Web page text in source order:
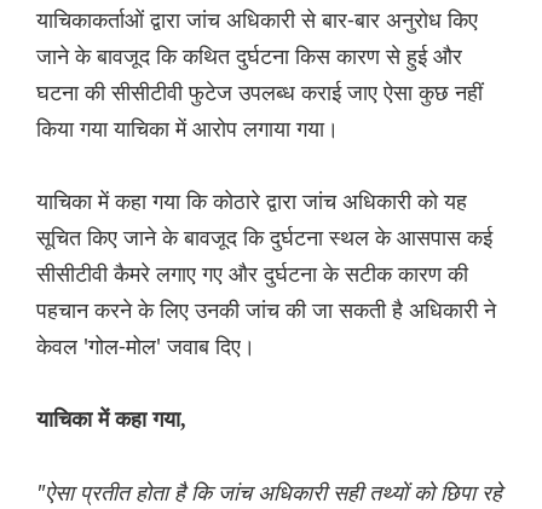
याचिकाकर्ताओं द्वारा जांच अधिकारी से बार-बार अनुरोध किए
जाने के बावजूद कि कथित दुर्घटना किस कारण से हुई और
घटना की सीसीटीवी फुटेज उपलब्ध कराई जाए ऐसा कुछ नहीं
किया गया याचिका में आरोप लगाया गया।
याचिका में कहा गया कि कोठारे द्वारा जांच अधिकारी को यह
सूचित किए जाने के बावजूद कि दुर्घटना स्थल के आसपास कई
सीसीटीवी कैमरे लगाए गए और दुर्घटना के सटीक कारण की
पहचान करने के लिए उनकी जांच की जा सकती है अधिकारी ने
केवल 'गोल-मोल' जवाब दिए।
याचिका में कहा गया,
"ऐसा प्रतीत होता है कि जांच अधिकारी सही तथ्यों को छिपा रहे